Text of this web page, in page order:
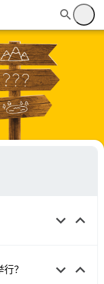
keyboard_arrow_down keyboard_arrow_up
？ keyboard_arrow_down keyboard_arrow_up